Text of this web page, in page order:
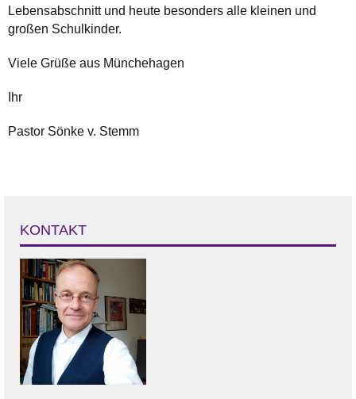
Lebensabschnitt und heute besonders alle kleinen und
großen Schulkinder.
Viele Grüße aus Münchehagen
Ihr
Pastor Sönke v. Stemm
KONTAKT